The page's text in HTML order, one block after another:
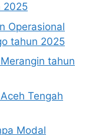
2025
Operasional
tahun 2025
tahun
Tengah
Modal